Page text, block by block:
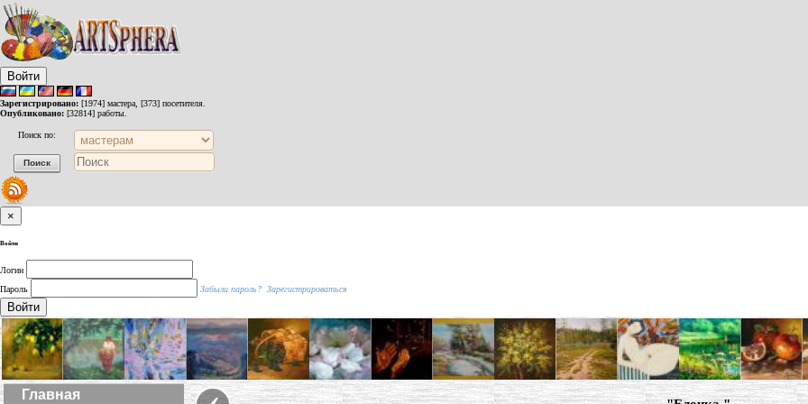
Войти
Зарегистрировано: [1974] мастера, [373] посетителя.
Опубликовано: [32814] работы.
Поиск по:
×
Войти
Логин
Пароль
Забыли пароль? Зарегистрироваться
Войти
Главная